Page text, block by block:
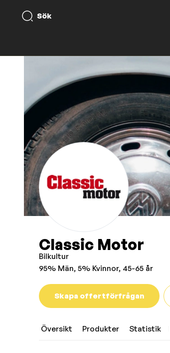
Sök
Classic Motor
Bilkultur
95% Män, 5% Kvinnor, 45-65 år
Skapa offertförfrågan
Översikt Produkter Statistik